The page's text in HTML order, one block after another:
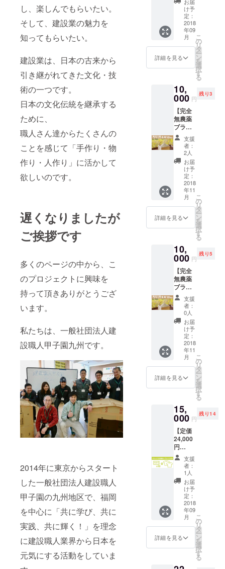
し、楽しんでもらいたい。
そして、建設業の魅力を
知ってもらいたい。
建設業は、日本の古来から
引き継がれてきた文化・技
術の一つです。
日本の文化伝統を継承する
ために、
職人さん達からたくさんの
ことを感じて「手作り・物
作り・人作り」に活かして
欲しいのです。
遅くなりましたが
ご挨拶です
多くのページの中から、こ
のプロジェクトに興味を
持って頂きありがとうござ
います。
私たちは、一般社団法人建
設職人甲子園九州です。
2014年に東京からスタート
した一般社団法人建設職人
甲子園の九州地区で、福岡
を中心に「共に学び、共に
実践、共に輝く！」を理念
に建設職人業界から日本を
元気にする活動をしていま
で特別
提供し
ます。
https://t
abelog.
com/fu
kuoka/
A40010
2/40030
210/ ※
有効期
限：発
行から1
年間
手を合
わせ
る。慌
ただし
い毎日
を過ご
す現代
とし
て、い
に関心
を寄せ
る人が
増えて
いま
す。そ
の神棚
を和室
以外の
空間に
も、イ
ンテリ
ア感覚
で気軽
るのが
「HOC
ORA」
です。
【サイ
ズ】本
体 :
H29cm
W13.5c
m ×
D1.7cm
スタン
ド金具 :
D6cm
300ｇ
【素
ルナッ
トと
ビーチ
【生産
地】 日
本 【付
属品】
雲シー
ル、壁
掛け用
ピン
《ご使
用上の
注意》
札」を
収納す
な”HOC
ORAシ
ンプル
ブラウ
ン』
ダーク
ブラウ
モダン
なオ
フィ
ス・リ
ビング
に合わ
せやす
い。 忙
しい生
活のな
かで、
心静か
に手を
合わせ
る。慌
ただし
い毎日
の拠り
どころ
て、い
ま神棚
に関心
を寄せ
る人が
増えて
いま
す。そ
の神棚
を和室
以外の
空間に
も、イ
ンテリ
つりい
ただけ
るのが
「HOC
ORA」
です。
【サイ
ズ】本
H29cm
W13.5c
m ×
D1.7cm
スタン
D6cm
重さ：
お届
け予
定：
2018
年09
月
詳細を見る
こ
の
リ
タ
ー
ン
を
選
択
す
る
10,
000 円
残り3
【完全
無農薬
ブラン
ド米
こがも
ん米１
０㎏：
白米】
一般に
流通し
ない、
農家が
自分用
につく
る完全
別にご
提供し
ます。
開墾当
時から
今まで
農薬等
の薬を
一度も
使用し
た事の
ない農
用地
で、福
岡県内
におけ
る一番
法とし
て県か
彰を受
けた全
国的に
見ても
貴重な
土地で
栽培さ
れた、
本来は
農家が
自分の
家庭で
消費用
として
支援
者：
2人
お届
け予
定：
2018
年11
月
詳細を見る
こ
の
リ
タ
ー
ン
を
選
択
す
る
10,
000 円
残り5
【完全
無農薬
ブラン
ド米
こがも
ん米１
０㎏：
玄米】
一般に
流通し
ない、
農家が
自分用
につく
る完全
別にご
提供し
ます。
開墾当
時から
今まで
農薬等
の薬を
一度も
使用し
た事の
ない農
用地
で、福
岡県内
におけ
る一番
支援
者：
0人
お届
け予
定：
2018
年11
月
詳細を見る
こ
の
リ
タ
ー
ン
を
選
択
す
る
15,
000 円
残り14
【定価
24,000
円
→15,00
0円】
建設職
人甲子
園九州
大会 入
場チ
ケット
10枚＆
オリジ
ナルT
シャツ2
支援
者：
1人
お届
け予
定：
2018
年09
月
詳細を見る
こ
の
リ
タ
ー
ン
を
選
択
す
る